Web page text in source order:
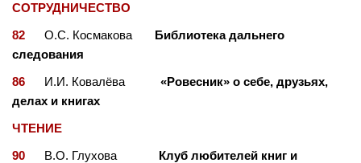
СОТРУДНИЧЕСТВО
82 О.С. Космакова
Библиотека дальнего
следования
86 И.И. Ковалёва «Ровесник» о себе, друзьях,
делах и книгах
ЧТЕНИЕ
90 В.О. Глухова
Клуб любителей книг и